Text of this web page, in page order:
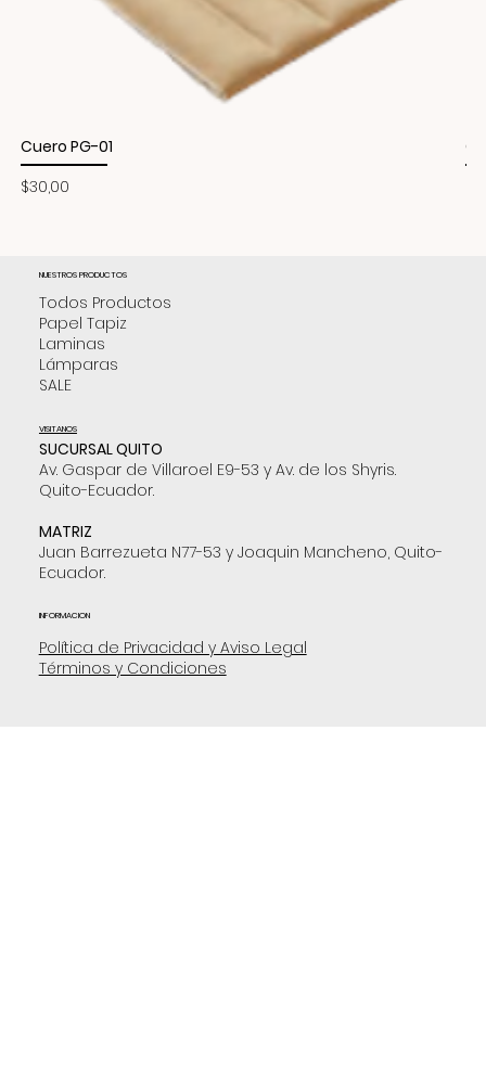
Cuero PG-01
Precio
$30,00
NUESTROS PRODUCTOS
Todos Productos
Papel Tapiz
Laminas
Lámparas
SALE
VISITANOS
SUCURSAL QUITO
Av. Gaspar de Villaroel E9-53 y Av. de los Shyris.
Quito-Ecuador.
MATRIZ
Juan Barrezueta N77-53 y Joaquin Mancheno, Quito-
Ecuador.
INFORMACION
Política de Privacidad y Aviso Legal
Términos y Condiciones